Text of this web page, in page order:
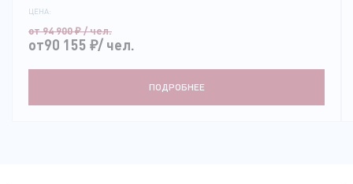
ЦЕНА:
от 94 900₽/ чел.
от90 155 ₽/ чел.
ПОДРОБНЕЕ